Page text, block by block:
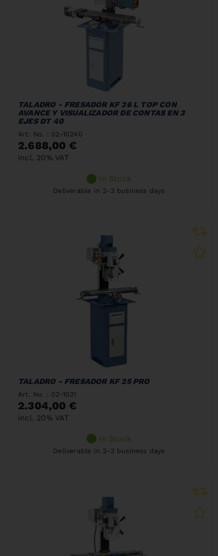
TALADRO - FRESADOR KF 26 L TOP CON
AVANCE Y VISUALIZADOR DE CONTAS EN 3
EJES DT 40
Art. No. : 02-10240
2.688,00 €
incl. 20% VAT
In Stock
Deliverable in 2-3 business days
TALADRO - FRESADOR KF 25 PRO
Art. No. : 02-1031
2.304,00 €
incl. 20% VAT
In Stock
Deliverable in 2-3 business days